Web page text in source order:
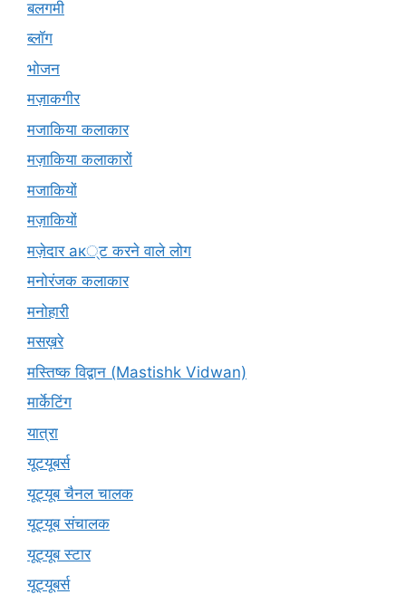
बलगमी
ब्लॉग
भोजन
मज़ाकगीर
मजाकिया कलाकार
मज़ाकिया कलाकारों
मजाकियों
मज़ाकियों
मज़ेदार ак्ट करने वाले लोग
मनोरंजक कलाकार
मनोहारी
मसख़रे
मस्तिष्क विद्वान (Mastishk Vidwan)
मार्केटिंग
यात्रा
यूटयूबर्स
यूट्यूब चैनल चालक
यूट्यूब संचालक
यूट्यूब स्टार
यूट्यूबर्स